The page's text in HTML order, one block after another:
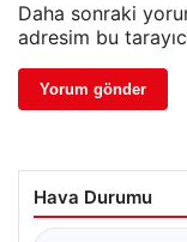
Daha sonraki
adresim bu
Hava Durumu